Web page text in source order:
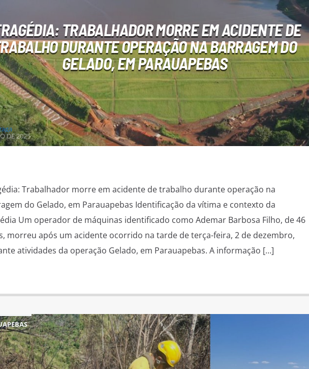
TRABALHADOR MORRE EM ACIDENTE DE
DURANTE OPERAÇÃO NA BARRAGEM DO
GELADO, EM PARAUAPEBAS
DE 2025
Trabalhador morre em acidente de trabalho durante operação na
do Gelado, em Parauapebas Identificação da vítima e contexto da
Um operador de máquinas identificado como Ademar Barbosa Filho, de 46
morreu após um acidente ocorrido na tarde de terça-feira, 2 de dezembro,
atividades da operação Gelado, em Parauapebas. A informação […]